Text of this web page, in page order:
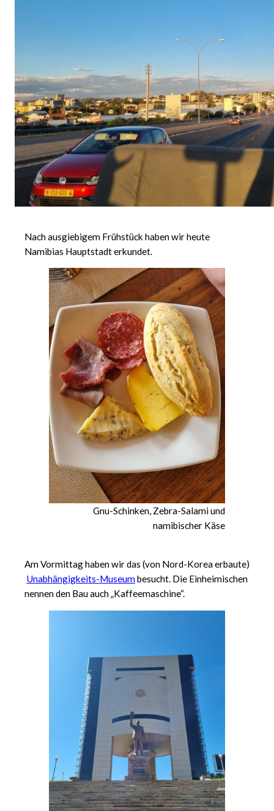
Nach ausgiebigem Frühstück haben wir heute
Namibias Hauptstadt erkundet.
Gnu-Schinken, Zebra-Salami und
namibischer Käse
Am Vormittag haben wir das (von Nord-Korea erbaute)
Unabhängigkeits-Museumbesucht. Die Einheimischen
nennen den Bau auch „Kaffeemaschine“.